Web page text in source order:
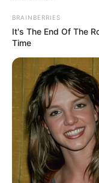
BRAINBERRIES
It's The End Of The
Time